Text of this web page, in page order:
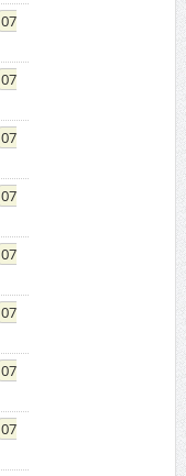
07
07
07
07
07
07
07
07